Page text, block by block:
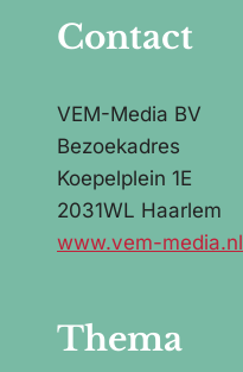
Contact
VEM-Media BV
Bezoekadres
Koepelplein 1E
2031WL Haarlem
www.vem-media.nl
Thema